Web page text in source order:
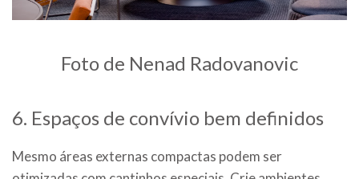
Foto de Nenad Radovanovic
6. Espaços de convívio bem definidos
Mesmo áreas externas compactas podem ser